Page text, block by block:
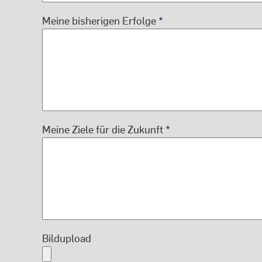
Meine bisherigen Erfolge
Meine Ziele für die Zukunft
Bildupload